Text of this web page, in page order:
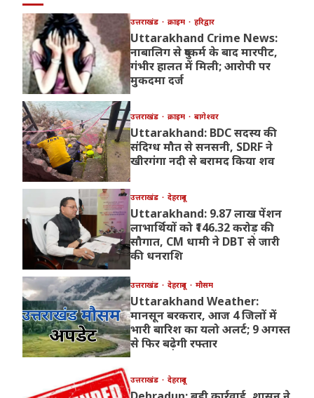
उत्तराखंड क्राइम हरिद्वार
Uttarakhand Crime News:
नाबालिग से दुष्कर्म के बाद मारपीट,
गंभीर हालत में मिली; आरोपी पर
मुकदमा दर्ज
उत्तराखंड क्राइम बागेश्वर
Uttarakhand: BDC सदस्य की
संदिग्ध मौत से सनसनी, SDRF ने
खीरगंगा नदी से बरामद किया शव
उत्तराखंड देहरादून
Uttarakhand: 9.87 लाख पेंशन
लाभार्थियों को ₹146.32 करोड़ की
सौगात, CM धामी ने DBT से जारी
की धनराशि
उत्तराखंड देहरादून मौसम
Uttarakhand Weather:
मानसून बरकरार, आज 4 जिलों में
भारी बारिश का यलो अलर्ट; 9 अगस्त
से फिर बढ़ेगी रफ्तार
उत्तराखंड देहरादून